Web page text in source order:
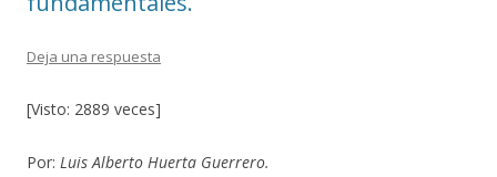
Deja una respuesta
[Visto: 2889 veces]
Por: Luis Alberto Huerta Guerrero.